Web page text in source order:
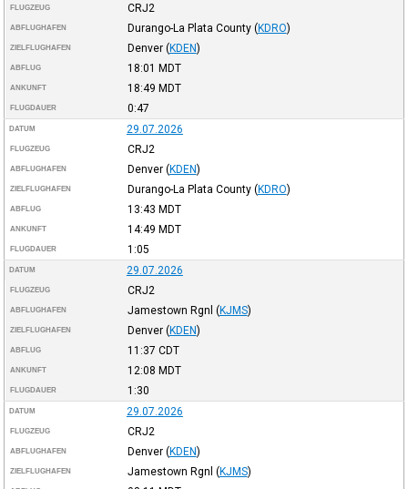
FLUGZEUG CRJ2
ABFLUGHAFEN Durango-La Plata County (KDRO)
ZIELFLUGHAFEN Denver (KDEN)
ABFLUG 18:01 MDT
ANKUNFT 18:49 MDT
FLUGDAUER 0:47
DATUM 29.07.2026
FLUGZEUG CRJ2
ABFLUGHAFEN Denver (KDEN)
ZIELFLUGHAFEN Durango-La Plata County (KDRO)
ABFLUG 13:43 MDT
ANKUNFT 14:49 MDT
FLUGDAUER 1:05
DATUM 29.07.2026
FLUGZEUG CRJ2
ABFLUGHAFEN Jamestown Rgnl (KJMS)
ZIELFLUGHAFEN Denver (KDEN)
ABFLUG 11:37 CDT
ANKUNFT 12:08 MDT
FLUGDAUER 1:30
DATUM 29.07.2026
FLUGZEUG CRJ2
ABFLUGHAFEN Denver (KDEN)
ZIELFLUGHAFEN Jamestown Rgnl (KJMS)